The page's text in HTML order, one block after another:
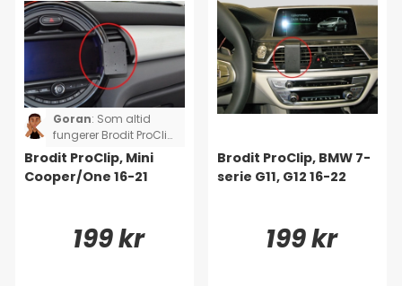
Goran: Som altid
fungerer Brodit ProClip
perfekt, også denne
gang på en Mini SE.
Kombineret med Quad
løsning, jeg har brugt.
Dette er min tredje bil
Brodit ProClip, Mini
Cooper/One 16-21
199 kr
Brodit ProClip, BMW 7-
serie G11, G12 16-22
199 kr